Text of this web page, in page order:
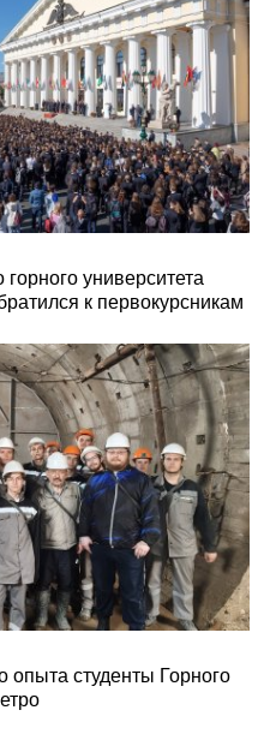
горного университета
к первокурсникам
опыта студенты Горного